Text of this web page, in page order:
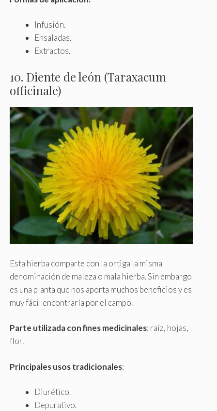
Infusión.
Ensaladas.
Extractos.
10. Diente de león (Taraxacum
officinale)
Esta hierba comparte con la ortiga la misma
denominación de maleza o mala hierba. Sin embargo
es una planta que nos aporta muchos beneficios y es
muy fácil encontrarla por el campo.
Parte utilizada con fines medicinales: raíz, hojas,
flor.
Principales usos tradicionales:
Diurético.
Depurativo.